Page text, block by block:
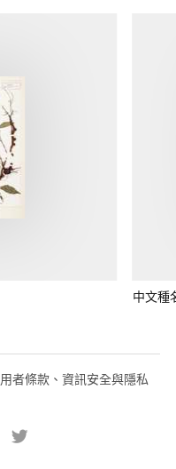
中文種
者條款、資訊安全與隱私